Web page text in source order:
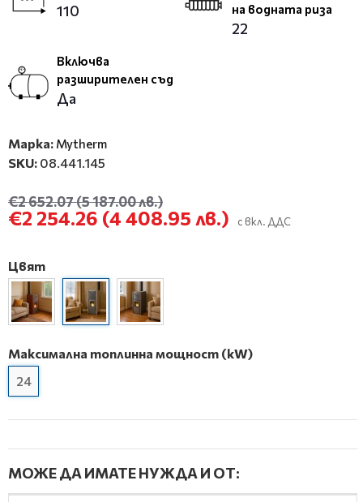
110
на водната риза
22
Включва
разширителен съд
Да
Марка: Mytherm
SKU: 08.441.145
€2 254.26 (4 408.95 лв.)
€2 652.07(5 187.00 лв.)
с вкл. ДДС
Цвят
Максимална топлинна мощност (kW)
24
МОЖЕ ДА ИМАТЕ НУЖДА И ОТ: